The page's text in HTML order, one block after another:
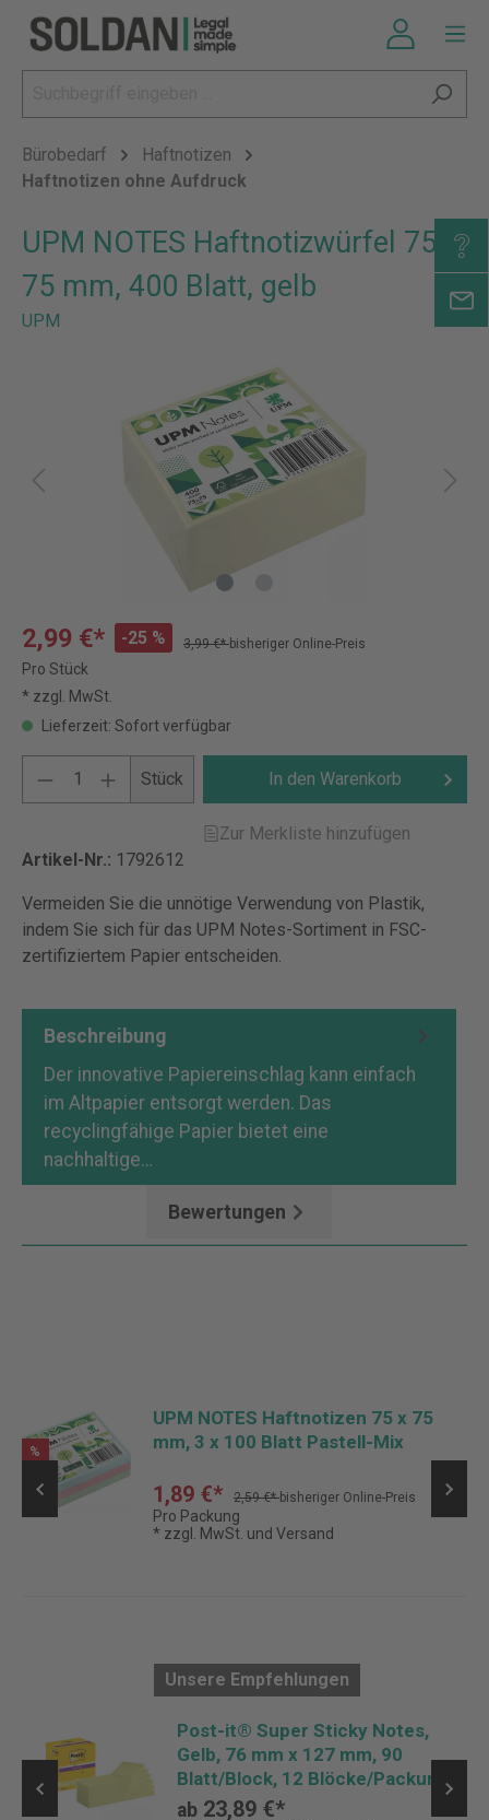
Bürobedarf
Haftnotizen
Haftnotizen ohne Aufdruck
UPM NOTES Haftnotizwürfel 75 x
75 mm, 400 Blatt, gelb
UPM
2,99 €* -25 % 3,99 €*bisheriger Online-Preis
Pro Stück
* zzgl. MwSt.
Lieferzeit: Sofort verfügbar
Stück In den Warenkorb
Zur Merkliste hinzufügen
Artikel-Nr.: 1792612
Vermeiden Sie die unnötige Verwendung von Plastik,
indem Sie sich für das UPM Notes-Sortiment in FSC-
zertifiziertem Papier entscheiden.
Beschreibung
Der innovative Papiereinschlag kann einfach
im Altpapier entsorgt werden. Das
recyclingfähige Papier bietet eine
nachhaltige…
Bewertungen
%
UPM NOTES Haftnotizen 75 x 75
mm, 3 x 100 Blatt Pastell-Mix
1,89 €* 2,59 €*bisheriger Online-Preis
Pro Packung
* zzgl. MwSt. und Versand
Unsere Empfehlungen
Post-it® Super Sticky Notes,
Gelb, 76 mm x 127 mm, 90
Blatt/Block, 12 Blöcke/Packung
ab 23,89 €*